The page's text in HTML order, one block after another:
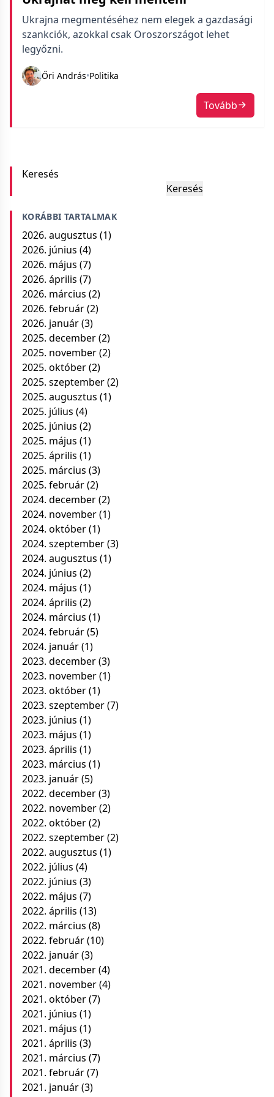
Ukrajna megmentéséhez nem elegek a gazdasági
szankciók, azokkal csak Oroszországot lehet
legyőzni.
Őri András•Politika
Tovább
Keresés
Keresés
KORÁBBI TARTALMAK
2026. augusztus (1)
2026. június (4)
2026. május (7)
2026. április (7)
2026. március (2)
2026. február(2)
2026. január(3)
2025. december(2)
2025. november(2)
2025. október(2)
2025. szeptember(2)
2025. augusztus (1)
2025. július (4)
2025. június (2)
2025. május (1)
2025. április (1)
2025. március (3)
2025. február(2)
2024. december(2)
2024. november(1)
2024. október(1)
2024. szeptember(3)
2024. augusztus (1)
2024. június (2)
2024. május (1)
2024. április (2)
2024. március (1)
2024. február(5)
2024. január(1)
2023. december(3)
2023. november(1)
2023. október(1)
2023. szeptember(7)
2023. június (1)
2023. május (1)
2023. április (1)
2023. március (1)
2023. január(5)
2022. december(3)
2022. november(2)
2022. október(2)
2022. szeptember(2)
2022. augusztus (1)
2022. július (4)
2022. június (3)
2022. május (7)
2022. április (13)
2022. március (8)
2022. február(10)
2022. január(3)
2021. december(4)
2021. november(4)
2021. október(7)
2021. június (1)
2021. május (1)
2021. április (3)
2021. március (7)
2021. február(7)
2021. január(3)